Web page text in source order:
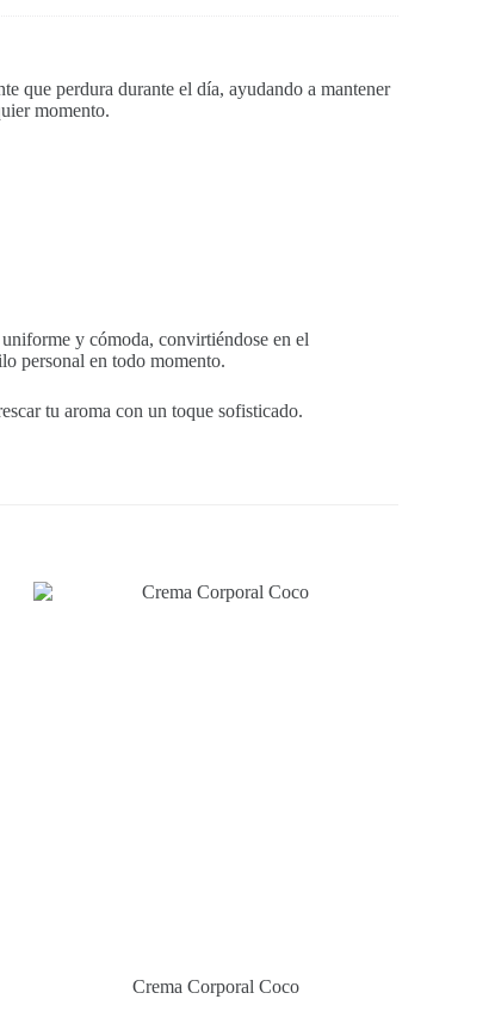
que perdura durante el día, ayudando a mantener
momento.
y cómoda, convirtiéndose en el
personal en todo momento.
tu aroma con un toque sofisticado.
Crema Corporal Coco